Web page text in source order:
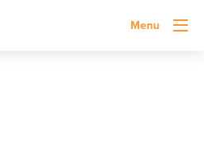
Menu